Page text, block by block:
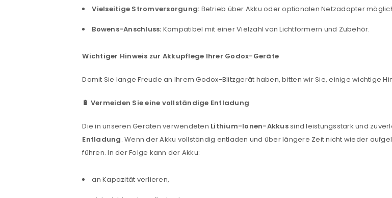
Vielseitige Stromversorgung: Betrieb über Akku oder optionalen Netzadapter
Bowens-Anschluss: Kompatibel mit einer Vielzahl von Lichtformern und Zubehör.
Wichtiger Hinweis zur Akkupflege Ihrer Godox-Geräte
Damit Sie lange Freude an Ihrem Godox-Blitzgerät haben, bitten wir Sie, einige wichtige
🔋 Vermeiden Sie eine vollständige Entladung
Die in unseren Geräten verwendeten Lithium-Ionen-Akkussind leistungsstark und
Entladung. Wenn der Akku vollständig entladen und über längere Zeit nicht wieder
führen. In der Folge kann der Akku:
an Kapazität verlieren,